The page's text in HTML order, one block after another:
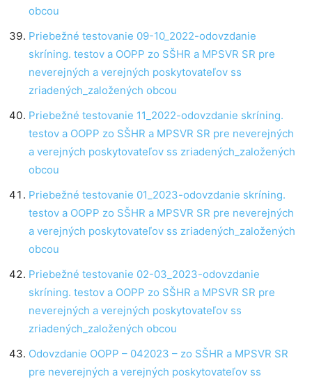
obcou
Priebežné testovanie 09-10_2022-odovzdanie
skríning. testov a OOPP zo SŠHR a MPSVR SR pre
neverejných a verejných poskytovateľov ss
zriadených_založených obcou
Priebežné testovanie 11_2022-odovzdanie skríning.
testov a OOPP zo SŠHR a MPSVR SR pre neverejných
a verejných poskytovateľov ss zriadených_založených
obcou
Priebežné testovanie 01_2023-odovzdanie skríning.
testov a OOPP zo SŠHR a MPSVR SR pre neverejných
a verejných poskytovateľov ss zriadených_založených
obcou
Priebežné testovanie 02-03_2023-odovzdanie
skríning. testov a OOPP zo SŠHR a MPSVR SR pre
neverejných a verejných poskytovateľov ss
zriadených_založených obcou
Odovzdanie OOPP – 042023 – zo SŠHR a MPSVR SR
pre neverejných a verejných poskytovateľov ss